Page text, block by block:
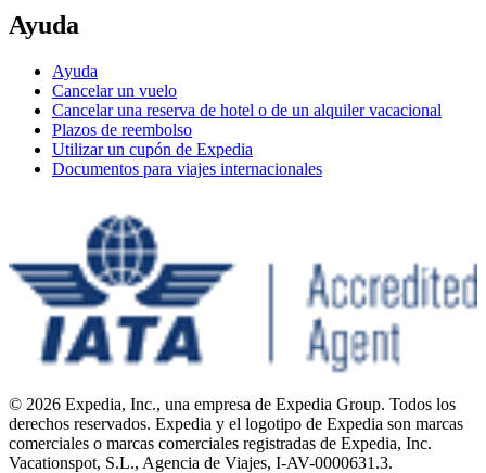
Ayuda
Ayuda
Cancelar un vuelo
Cancelar una reserva de hotel o de un alquiler vacacional
Plazos de reembolso
Utilizar un cupón de Expedia
Documentos para viajes internacionales
© 2026 Expedia, Inc., una empresa de Expedia Group. Todos los
derechos reservados. Expedia y el logotipo de Expedia son marcas
comerciales o marcas comerciales registradas de Expedia, Inc.
Vacationspot, S.L., Agencia de Viajes, I-AV-0000631.3.